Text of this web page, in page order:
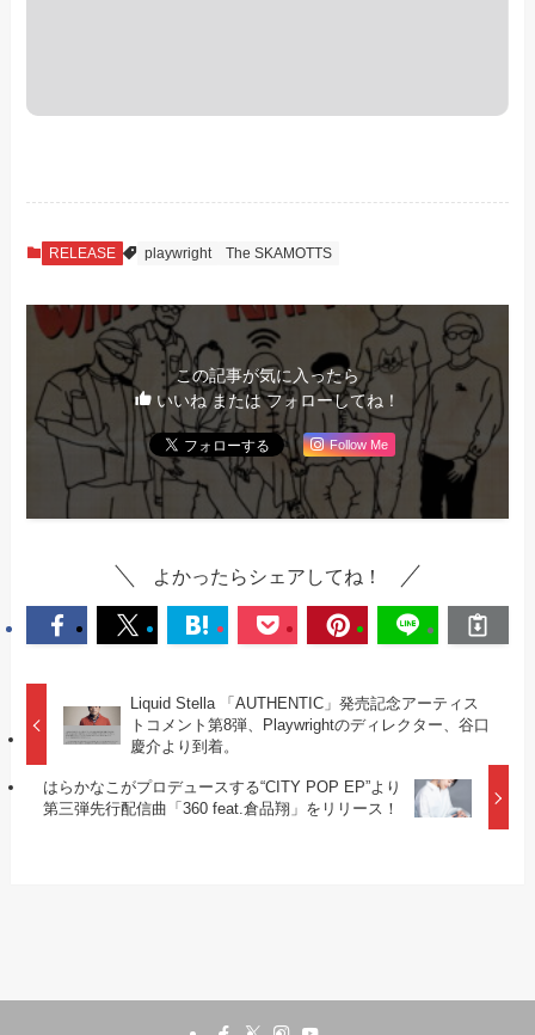
RELEASE playwright The SKAMOTTS
この記事が気に入ったら
いいね または フォローしてね！
Follow Me
よかったらシェアしてね！
Liquid Stella 「AUTHENTIC」発売記念アーティス
トコメント第8弾、Playwrightのディレクター、谷口
慶介より到着。
はらかなこがプロデュースする“CITY POP EP”より
第三弾先行配信曲「360 feat.倉品翔」をリリース！